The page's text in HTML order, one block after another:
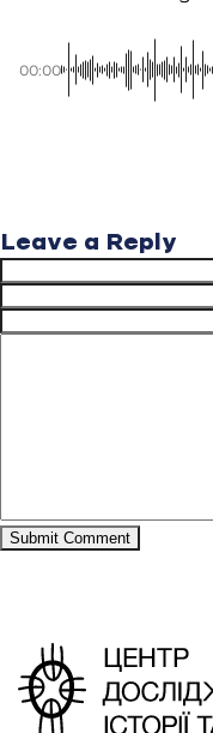
00:00
Leave a Reply